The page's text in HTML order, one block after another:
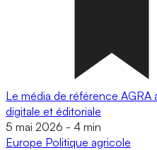
Le média de référence AGRA
digitale et éditoriale
5 mai 2026 - 4 min
Europe Politique agricole